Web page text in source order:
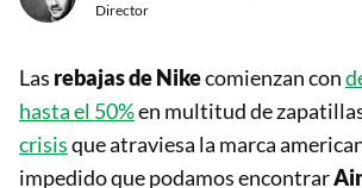
Director
Las rebajas de Nikecomienzan con
hasta el 50%en multitud de
crisisque atraviesa la marca
impedido que podamos encontrar